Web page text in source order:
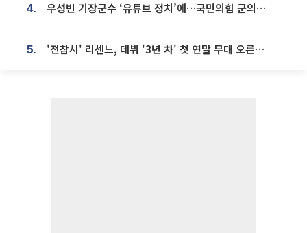
4. 우성빈 기장군수 ‘유튜브 정치’에…국민의힘 군의원들 집단 반발
5. '전참시' 리센느, 데뷔 '3년 차' 첫 연말 무대 오른다⋯"그동안 섭외 안 와"